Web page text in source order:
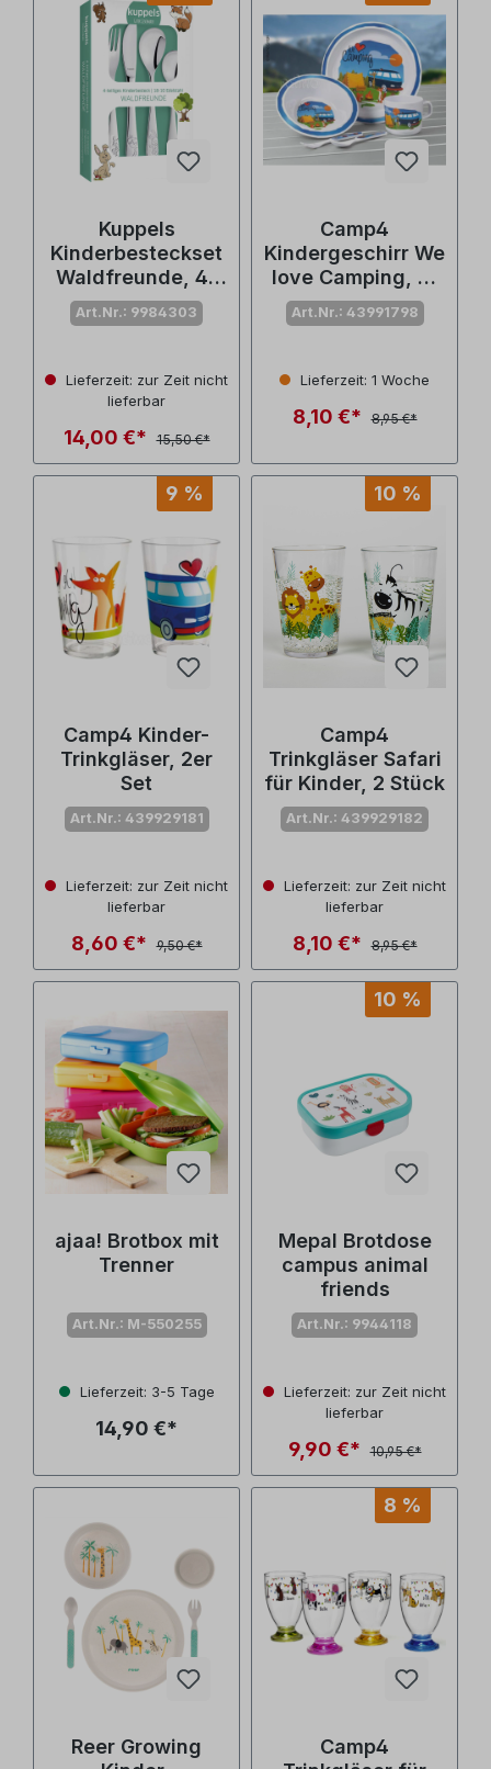
Kuppels
Kinderbesteckset
Waldfreunde, 4-
teilig
Art.Nr.: 9984303
Lieferzeit: zur Zeit nicht
lieferbar
14,00 €* 15,50 €*
Camp4
Kindergeschirr We
love Camping, 5-
teilig
Art.Nr.: 43991798
Lieferzeit: 1 Woche
8,10 €* 8,95 €*
9 %
Camp4 Kinder-
Trinkgläser, 2er
Set
Art.Nr.: 439929181
Lieferzeit: zur Zeit nicht
lieferbar
8,60 €* 9,50 €*
10 %
Camp4
Trinkgläser Safari
für Kinder, 2 Stück
Art.Nr.: 439929182
Lieferzeit: zur Zeit nicht
lieferbar
8,10 €* 8,95 €*
ajaa! Brotbox mit
Trenner
Art.Nr.: M-550255
Lieferzeit: 3-5 Tage
14,90 €*
10 %
Mepal Brotdose
campus animal
friends
Art.Nr.: 9944118
Lieferzeit: zur Zeit nicht
lieferbar
9,90 €* 10,95 €*
Reer Growing
8 %
Camp4